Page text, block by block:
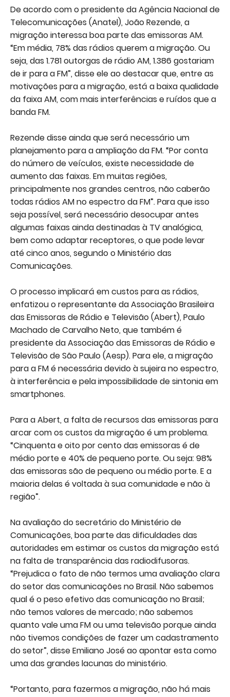
De acordo com o presidente da Agência Nacional de
Telecomunicações (Anatel), João Rezende, a
migração interessa boa parte das emissoras AM.
“Em média, 78% das rádios querem a migração. Ou
seja, das 1.781 outorgas de rádio AM, 1.386 gostariam
de ir para a FM”, disse ele ao destacar que, entre as
motivações para a migração, está a baixa qualidade
da faixa AM, com mais interferências e ruídos que a
banda FM.
Rezende disse ainda que será necessário um
planejamento para a ampliação da FM. “Por conta
do número de veículos, existe necessidade de
aumento das faixas. Em muitas regiões,
principalmente nos grandes centros, não caberão
todas rádios AM no espectro da FM”. Para que isso
seja possível, será necessário desocupar antes
algumas faixas ainda destinadas à TV analógica,
bem como adaptar receptores, o que pode levar
até cinco anos, segundo o Ministério das
Comunicações.
O processo implicará em custos para as rádios,
enfatizou o representante da Associação Brasileira
das Emissoras de Rádio e Televisão (Abert), Paulo
Machado de Carvalho Neto, que também é
presidente da Associação das Emissoras de Rádio e
Televisão de São Paulo (Aesp). Para ele, a migração
para a FM é necessária devido à sujeira no espectro,
à interferência e pela impossibilidade de sintonia em
smartphones.
Para a Abert, a falta de recursos das emissoras para
arcar com os custos da migração é um problema.
“Cinquenta e oito por cento das emissoras é de
médio porte e 40% de pequeno porte. Ou seja: 98%
das emissoras são de pequeno ou médio porte. E a
maioria delas é voltada à sua comunidade e não à
região”.
Na avaliação do secretário do Ministério de
Comunicações, boa parte das dificuldades das
autoridades em estimar os custos da migração está
na falta de transparência das radiodifusoras.
“Prejudica o fato de não termos uma avaliação clara
do setor das comunicações no Brasil. Não sabemos
qual é o peso efetivo das comunicação no Brasil;
não temos valores de mercado; não sabemos
quanto vale uma FM ou uma televisão porque ainda
não tivemos condições de fazer um cadastramento
do setor”, disse Emiliano José ao apontar esta como
uma das grandes lacunas do ministério.
“Portanto, para fazermos a migração, não há mais